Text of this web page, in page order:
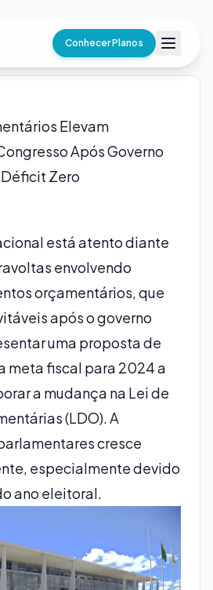
Conhecer Planos
Elevam
Após Governo
Zero
está atento diante
envolvendo
orçamentários, que
após o governo
uma proposta de
meta fiscal para 2024 a
a mudança na Lei de
(LDO). A
cresce
especialmente devido
ano eleitoral.